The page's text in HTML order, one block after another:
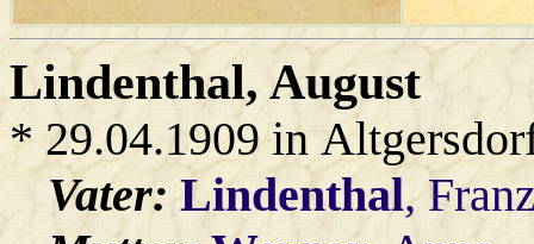
Lindenthal, August
* 29.04.1909 in
Vater:Lindenthal,